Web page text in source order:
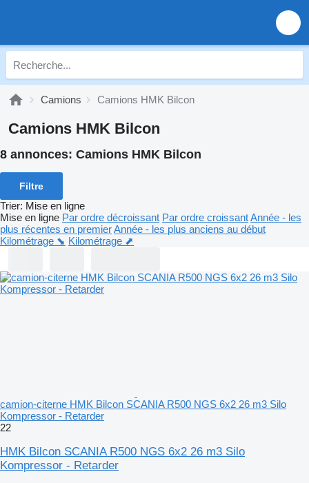
Camions Camions HMK Bilcon
Camions HMK Bilcon
8 annonces: Camions HMK Bilcon
Filtre
Trier: Mise en ligne
Mise en ligne Par ordre décroissant Par ordre croissantAnnée - les
plus récentes en premierAnnée - les plus anciens au début
Kilométrage ⬊ Kilométrage ⬈
camion-citerne HMK Bilcon SCANIA R500 NGS 6x2 26 m3 Silo
Kompressor - Retarder
22
HMK Bilcon SCANIA R500 NGS 6x2 26 m3 Silo
Kompressor - Retarder